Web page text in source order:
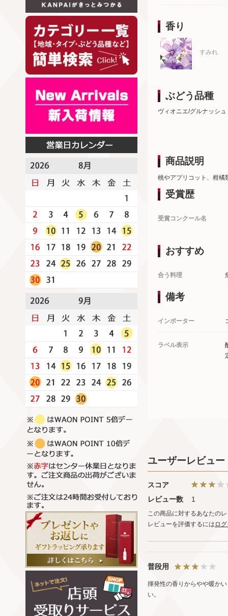
香り
すみれ
ぶどう品種
ヴィオニエ/グルナッシ
商品説明
桃やアプリコット、柑橘
受賞歴
受賞コンクール名
おすすめ
合う料理
備考
インポーター
ラベル表示
ユーザーレビュー
スコア
レビュー数
1
この商品に対するあなたの
レビューを評価するには ロ
普段用
揮発性の香りからやや暖か
い。